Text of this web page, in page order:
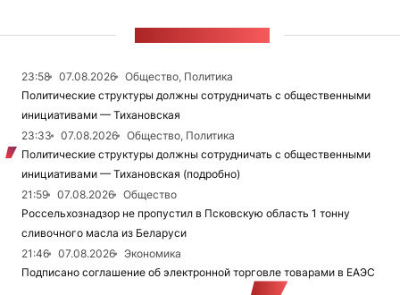
23:58 07.08.2026
Общество, Политика
Политические структуры должны сотрудничать с общественными
инициативами — Тихановская
23:33
07.08.2026
Общество, Политика
Политические структуры должны сотрудничать с общественными
инициативами — Тихановская (подробно)
21:59
07.08.2026
Общество
Россельхознадзор не пропустил в Псковскую область 1 тонну
сливочного масла из Беларуси
21:46
07.08.2026
Экономика
Подписано соглашение об электронной торговле товарами в ЕАЭС